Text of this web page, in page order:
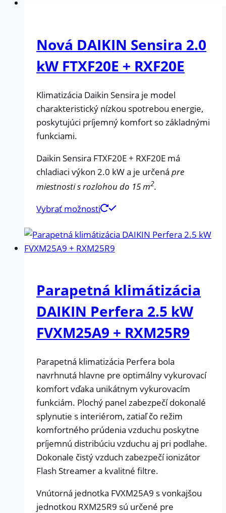
Nová DAIKIN Sensira 2.0
kW FTXF20E + RXF20E
Klimatizácia Daikin Sensira je model
charakteristický nízkou spotrebou energie,
poskytujúci príjemný komfort so základnými
funkciami.
Daikin Sensira FTXF20E + RXF20E má
chladiaci výkon 2.0 kW a je určená pre
miestnosti s rozlohou do 15 m2.
Vybrať možnosti
Parapetná klimátizácia
DAIKIN Perfera 2.5 kW
FVXM25A9 + RXM25R9
Parapetná klimatizácia Perfera bola
navrhnutá hlavne pre optimálny vykurovací
komfort vďaka unikátnym vykurovacím
funkciám. Plochý panel zabezpečí dokonalé
splynutie s interiérom, zatiaľ čo režim
komfortného prúdenia vzduchu poskytne
príjemnú distribúciu vzduchu aj pri podlahe.
Dokonale čistý vzduch zabezpečí ionizátor
Flash Streamer a kvalitné filtre.
Vnútorná jednotka FVXM25A9 s vonkajšou
jednotkou RXM25R9 sú určené pre